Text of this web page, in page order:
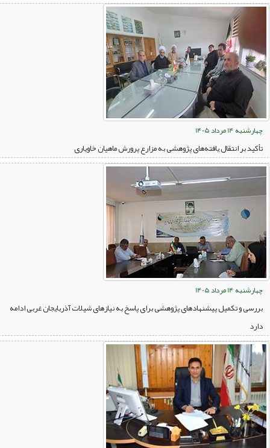
چهارشنبه 14 مرداد 1405
تأکید بر انتقال یافته‌های پژوهشی به مزارع پرورش ماهیان خاویاری
چهارشنبه 14 مرداد 1405
بررسی و تکمیل پیشنهادهای پژوهشی برای پاسخ به نیازهای شیلات آذربایجان غربی ادامه
دارد